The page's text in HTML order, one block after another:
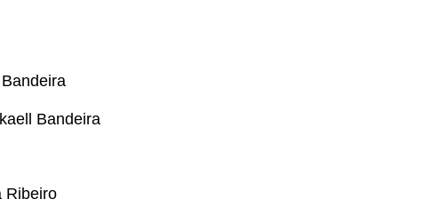
Bandeira
Ribeiro